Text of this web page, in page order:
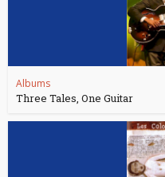
Albums
Three Tales, One Guitar